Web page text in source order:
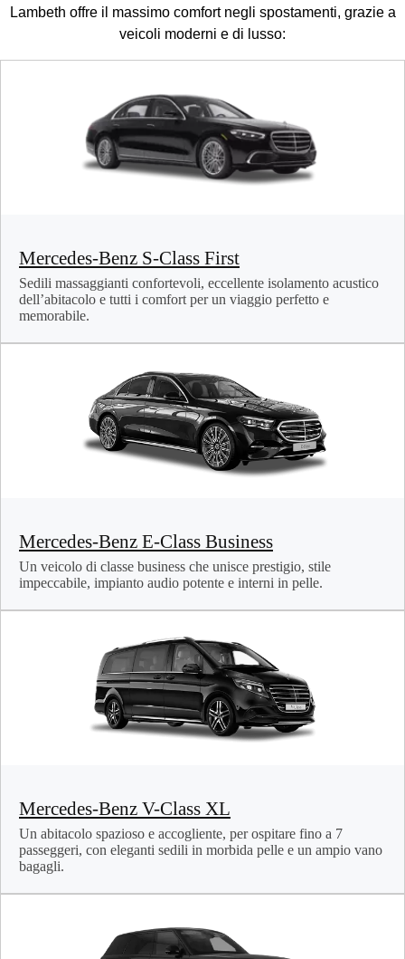
Lambeth offre il massimo comfort negli spostamenti, grazie a
veicoli moderni e di lusso:
Mercedes-Benz S-Class First
Sedili massaggianti confortevoli, eccellente isolamento acustico
dell’abitacolo e tutti i comfort per un viaggio perfetto e
memorabile.
Mercedes-Benz E-Class Business
Un veicolo di classe business che unisce prestigio, stile
impeccabile, impianto audio potente e interni in pelle.
Mercedes-Benz V-Class XL
Un abitacolo spazioso e accogliente, per ospitare fino a 7
passeggeri, con eleganti sedili in morbida pelle e un ampio vano
bagagli.